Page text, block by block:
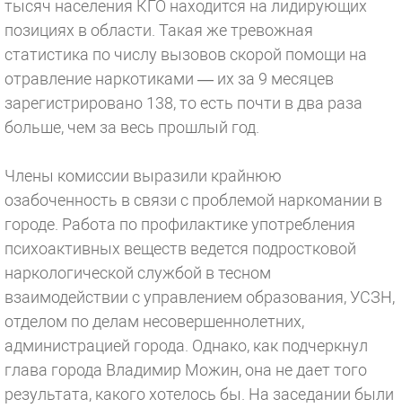
тысяч населения КГО находится на лидирующих
позициях в области. Такая же тревожная
статистика по числу вызовов скорой помощи на
отравление наркотиками — их за 9 месяцев
зарегистрировано 138, то есть почти в два раза
больше, чем за весь прошлый год.
Члены комиссии выразили крайнюю
озабоченность в связи с проблемой наркомании в
городе. Работа по профилактике употребления
психоактивных веществ ведется подростковой
наркологической службой в тесном
взаимодействии с управлением образования, УСЗН,
отделом по делам несовершеннолетних,
администрацией города. Однако, как подчеркнул
глава города Владимир Можин, она не дает того
результата, какого хотелось бы. На заседании были